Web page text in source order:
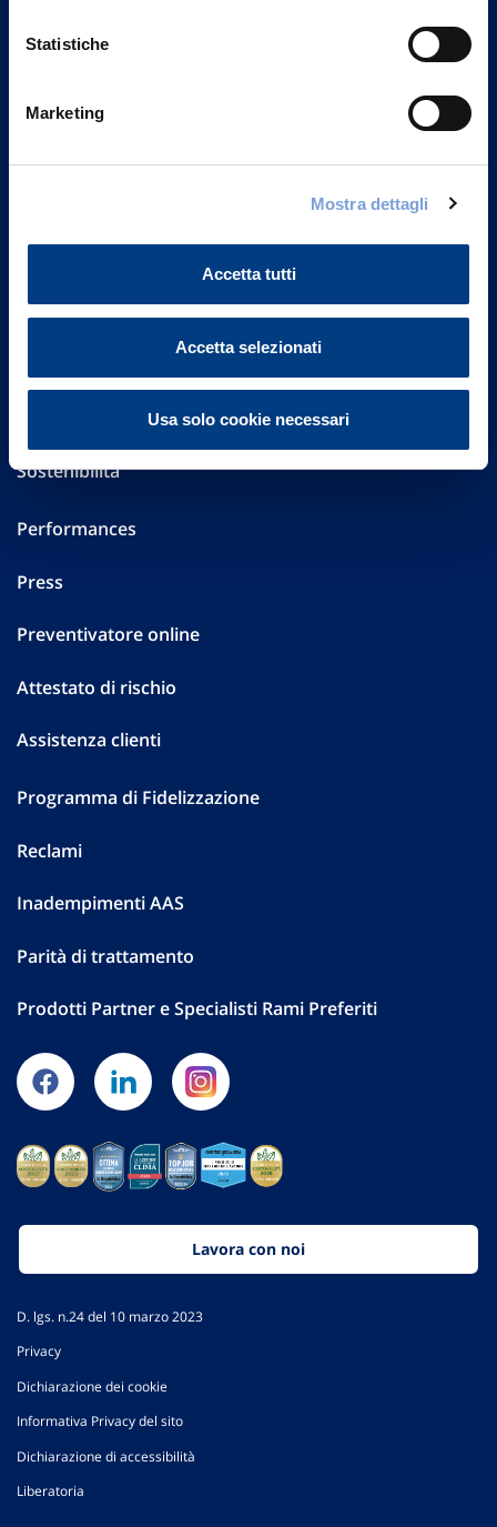
Statistiche
Marketing
Mostra dettagli
Accetta tutti
Accetta selezionati
Usa solo cookie necessari
Vittoria Assicurazioni S.p.A.
Governance
Altre informazioni
Sostenibilità
Performances
Press
Preventivatore online
Attestato di rischio
Assistenza clienti
Programma di Fidelizzazione
Reclami
Inadempimenti AAS
Parità di trattamento
Prodotti Partner e Specialisti Rami Preferiti
Lavora con noi
D. lgs. n.24 del 10 marzo 2023
Privacy
Dichiarazione dei cookie
Informativa Privacy del sito
Dichiarazione di accessibilità
Liberatoria